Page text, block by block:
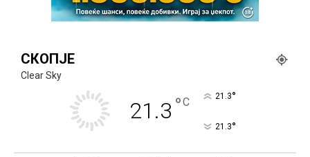
СКОПЈЕ
Clear Sky
21.3 °C 21.3°
21.3°